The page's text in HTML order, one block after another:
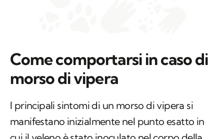
Come comportarsi in caso di
morso di vipera
I principali sintomi di un morso di vipera si
manifestano inizialmente nel punto esatto in